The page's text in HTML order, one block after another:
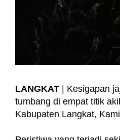
LANGKAT | Kesigapan
tumbang di empat titik
Kabupaten Langkat,